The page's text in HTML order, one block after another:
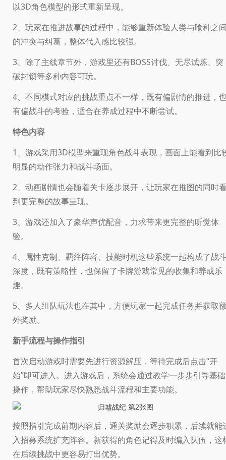
以3D角色模型的形式重新呈现。
2、玩家在推进故事的过程中，能够重新体验人类与喰种之
的冲突与纠葛，整体代入感比较强。
3、除了主线章节外，游戏里还有BOSS讨伐、无尽试炼、突
破封锁等多种内容可玩。
4、不同模式对应的挑战重点不一样，既有偏剧情的推进，
有偏战斗的考验，适合在养成过程中不断尝试。
特色内容
1、游戏采用3D模型来重现角色战斗表现，画面上能看到比
明显的动作张力和战斗场面。
2、动画剧情也会随着关卡逐步展开，让玩家在推图的同时
到更完整的故事呈现。
3、游戏还加入了豪华声优配音，力求带来更完整的听觉体
验。
4、属性克制、羁绊阵容、技能时机这些系统一起构成了战
深度，既有策略性，也保留了卡牌游戏常见的收集和养成乐
趣。
5、多人组队玩法也在其中，方便玩家一起完成任务并获取
外奖励。
新手流程与操作指引
首次启动游戏时需要先进行资源解压，等待完成后点击“开
始”即可进入。进入游戏后，系统会通过教学一步步引导基础
操作，帮助玩家尽快熟悉战斗流程和主要功能。
按照指引完成前期内容后，通关奖励会逐步积累，后续就能
入招募系统扩充阵容。新获得的角色记得及时编入队伍，这
在后续挑战中更容易打出优势。